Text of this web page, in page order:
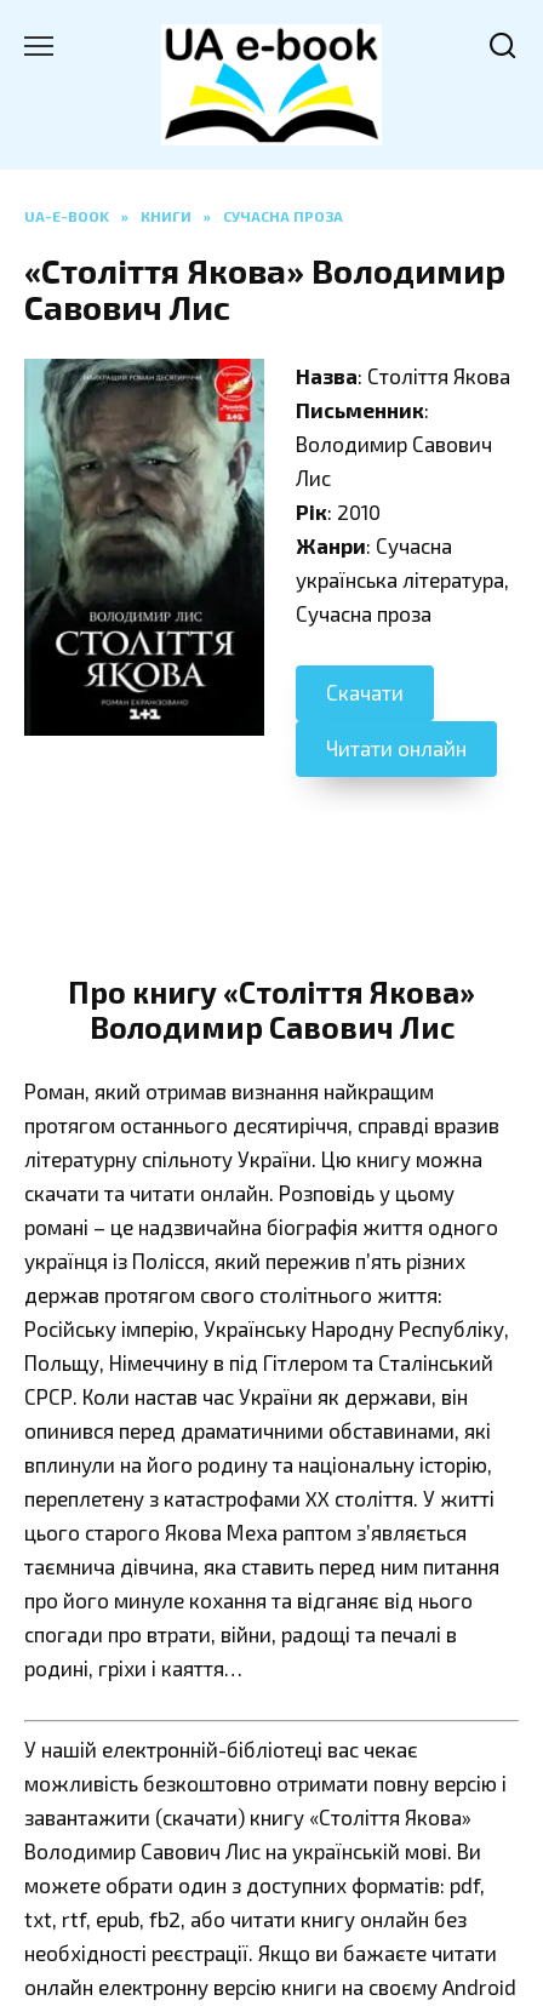
UA-E-BOOK » КНИГИ » СУЧАСНА ПРОЗА
«Століття Якова» Володимир
Савович Лис
Назва: Століття Якова
Письменник:
Володимир Савович
Лис
Рік: 2010
Жанри: Сучасна
українська література,
Сучасна проза
Скачати
Читати онлайн
Про книгу «Століття Якова»
Володимир Савович Лис
Роман, який отримав визнання найкращим
протягом останнього десятиріччя, справді вразив
літературну спільноту України. Цю книгу можна
скачати та читати онлайн. Розповідь у цьому
романі – це надзвичайна біографія життя одного
українця із Полісся, який пережив п’ять різних
держав протягом свого столітнього життя:
Російську імперію, Українську Народну Республіку,
Польщу, Німеччину в під Гітлером та Сталінський
СРСР. Коли настав час України як держави, він
опинився перед драматичними обставинами, які
вплинули на його родину та національну історію,
переплетену з катастрофами XX століття. У житті
цього старого Якова Меха раптом з’являється
таємнича дівчина, яка ставить перед ним питання
про його минуле кохання та відганяє від нього
спогади про втрати, війни, радощі та печалі в
родині, гріхи і каяття…
У нашій електронній-бібліотеці вас чекає
можливість безкоштовно отримати повну версію і
завантажити (скачати) книгу «Століття Якова»
Володимир Савович Лис на українській мові. Ви
можете обрати один з доступних форматів: pdf,
txt, rtf, epub, fb2, або читати книгу онлайн без
необхідності реєстрації. Якщо ви бажаєте читати
онлайн електронну версію книги на своєму Android